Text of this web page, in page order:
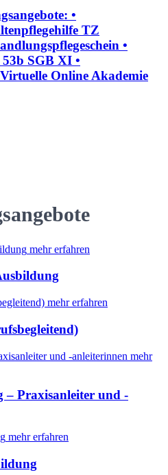
•
TZ
•
SGB XI •
Online Akademie
mehr erfahren
mehr erfahren
mehr
Praxisanleiter und -
mehr erfahren